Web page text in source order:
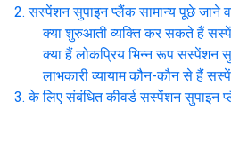
सस्पेंशन सुपाइन प्लैंक सामान्य पूछे जाने
क्या शुरुआती व्यक्ति कर सकते हैं
क्या हैं लोकप्रिय भिन्न रूप सस्पेंशन
लाभकारी व्यायाम कौन-कौन से हैं
के लिए संबंधित कीवर्ड सस्पेंशन सुपाइन